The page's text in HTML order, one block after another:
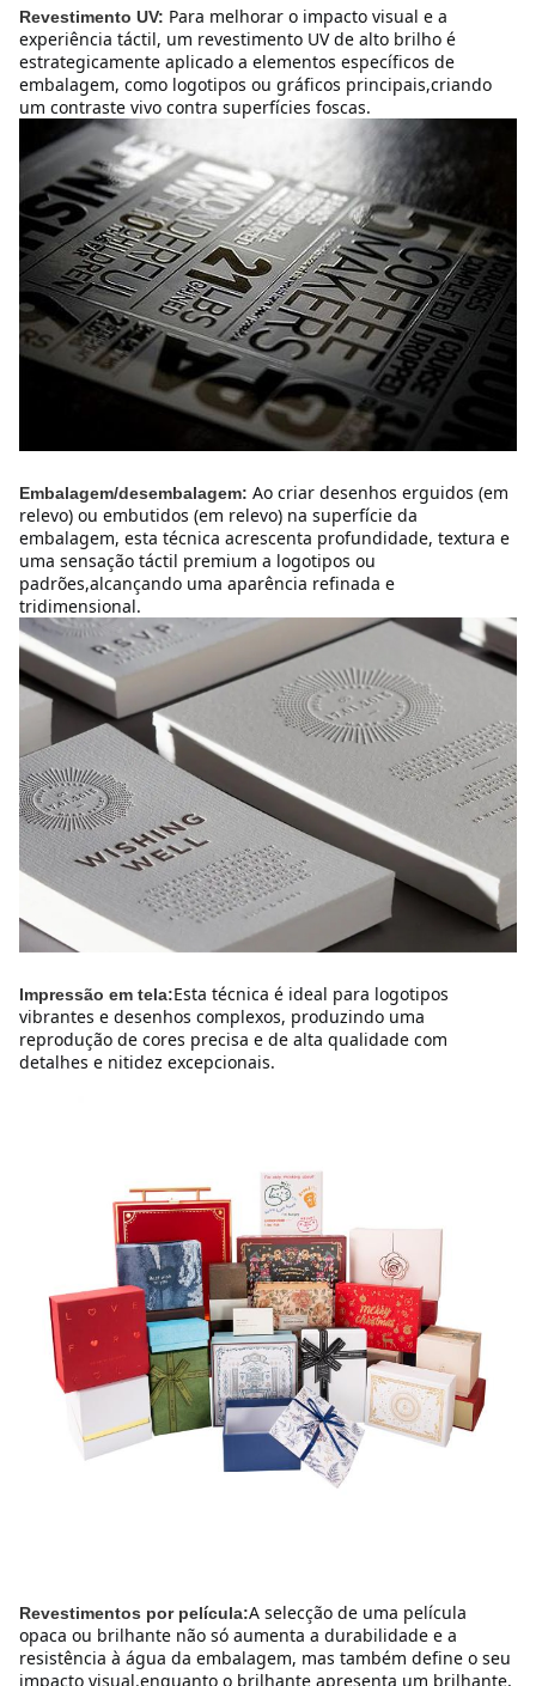
Revestimento UV: Para melhorar o impacto visual e a
experiência táctil, um revestimento UV de alto brilho é
estrategicamente aplicado a elementos específicos de
embalagem, como logotipos ou gráficos principais,criando
um contraste vivo contra superfícies foscas.
Embalagem/desembalagem: Ao criar desenhos erguidos (em
relevo) ou embutidos (em relevo) na superfície da
embalagem, esta técnica acrescenta profundidade, textura e
uma sensação táctil premium a logotipos ou
padrões,alcançando uma aparência refinada e
tridimensional.
Impressão em tela:Esta técnica é ideal para logotipos
vibrantes e desenhos complexos, produzindo uma
reprodução de cores precisa e de alta qualidade com
detalhes e nitidez excepcionais.
Revestimentos por película:A selecção de uma película
opaca ou brilhante não só aumenta a durabilidade e a
resistência à água da embalagem, mas também define o seu
impacto visual.enquanto o brilhante apresenta um brilhante,